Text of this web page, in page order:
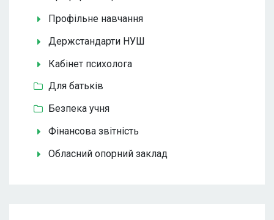
Профільне навчання
Держстандарти НУШ
Кабінет психолога
Для батьків
Безпека учня
Фінансова звітність
Обласний опорний заклад